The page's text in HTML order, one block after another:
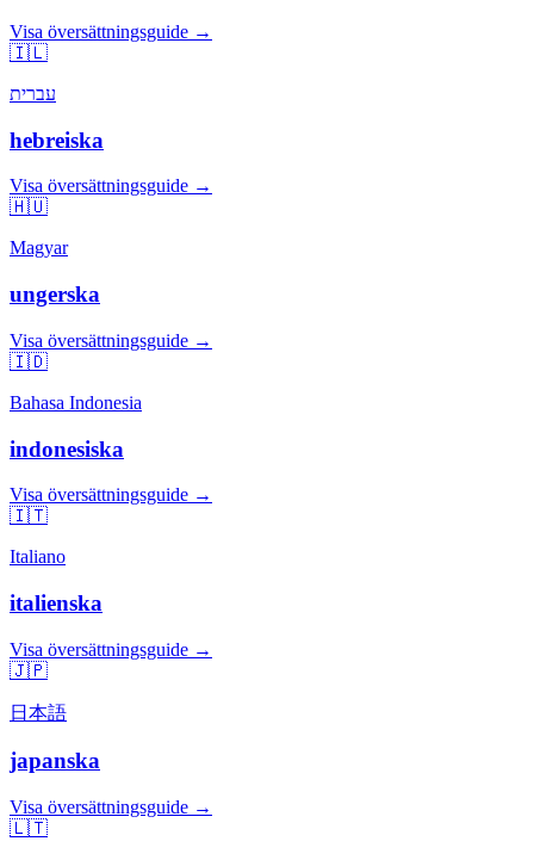
Visa översättningsguide →
🇮🇱
עברית
hebreiska
Visa översättningsguide →
🇭🇺
Magyar
ungerska
Visa översättningsguide →
🇮🇩
Bahasa Indonesia
indonesiska
Visa översättningsguide →
🇮🇹
Italiano
italienska
Visa översättningsguide →
🇯🇵
日本語
japanska
Visa översättningsguide →
🇱🇹